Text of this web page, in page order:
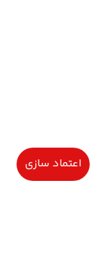
اعتماد سازی